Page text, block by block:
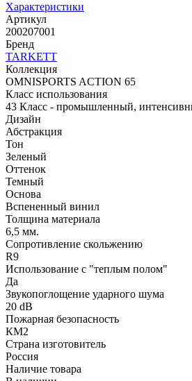
Характеристики
Артикул
200207001
Бренд
TARKETT
Коллекция
OMNISPORTS ACTION 65
Класс использования
43 Класс - промышленный,
Дизайн
Абстракция
Тон
Зеленый
Оттенок
Темный
Основа
Вспененный винил
Толщина материала
6,5 мм.
Сопротивление скольжению
R9
Использование с "теплым полом"
Да
Звукопоглощение ударного шума
20 dB
Пожарная безопасность
КМ2
Страна изготовитель
Россия
Наличие товара